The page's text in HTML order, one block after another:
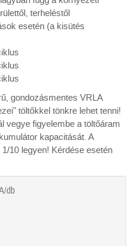
terheléstől
esetén (a kisütés
gondozásmentes VRLA
töltőkkel tönkre lehet tenni!
vegye figyelembe a töltőáram
kapacitását. A
10 legyen! Kérdése esetén
db